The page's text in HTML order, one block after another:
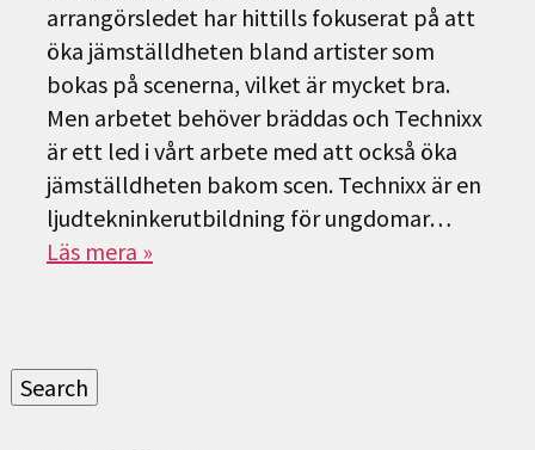
arrangörsledet har hittills fokuserat på att
öka jämställdheten bland artister som
bokas på scenerna, vilket är mycket bra.
Men arbetet behöver bräddas och Technixx
är ett led i vårt arbete med att också öka
jämställdheten bakom scen. Technixx är en
ljudtekninkerutbildning för ungdomar…
Läs mera »
Search